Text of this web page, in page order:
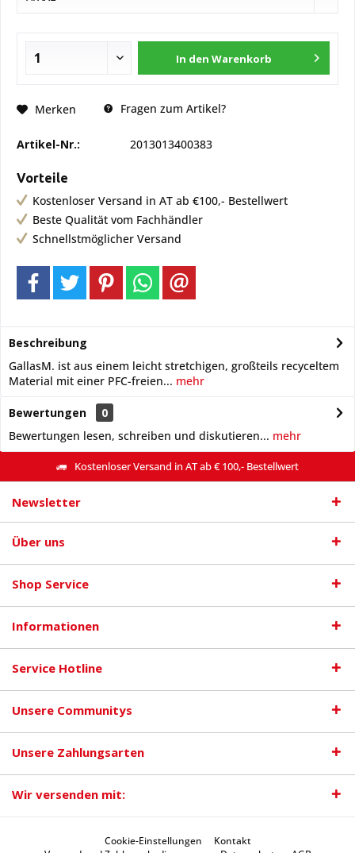
In den Warenkorb
Merken Fragen zum Artikel?
Artikel-Nr.: 2013013400383
Vorteile
Kostenloser Versand in AT ab €100,- Bestellwert
Beste Qualität vom Fachhändler
Schnellstmöglicher Versand
Beschreibung
GallasM. ist aus einem leicht stretchigen, großteils recyceltem
Material mit einer PFC-freien... mehr
Bewertungen
0
Bewertungen lesen, schreiben und diskutieren... mehr
Kostenloser Versand in AT ab € 100,- Bestellwert
Newsletter
Über uns
Shop Service
Informationen
Service Hotline
Unsere Communitys
Unsere Zahlungsarten
Wir versenden mit:
Cookie-Einstellungen
Kontakt